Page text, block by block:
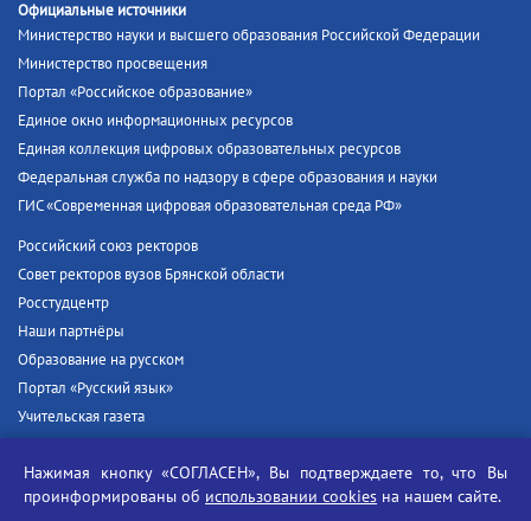
Официальные источники
Министерство науки и высшего образования Российской Федерации
Министерство просвещения
Портал «Российское образование»
Единое окно информационных ресурсов
Единая коллекция цифровых образовательных ресурсов
Федеральная служба по надзору в сфере образования и науки
ГИС «Современная цифровая образовательная среда РФ»
Российский союз ректоров
Совет ректоров вузов Брянской области
Росстудцентр
Наши партнёры
Образование на русском
Портал «Русский язык»
Учительская газета
Единый портал государственных услуг
Нажимая кнопку «СОГЛАСЕН», Вы подтверждаете то, что Вы
проинформированы об использовании cookies на нашем сайте.